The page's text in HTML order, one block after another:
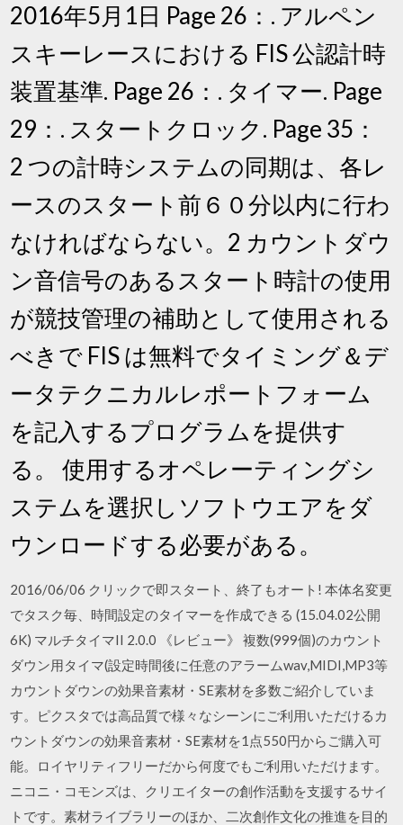
2016年5月1日 Page 26：. アルペン
スキーレースにおける FIS 公認計時
装置基準. Page 26：. タイマー. Page
29：. スタートクロック. Page 35：
2 つの計時システムの同期は、各レ
ースのスタート前６０分以内に行わ
なければならない。2 カウントダウ
ン音信号のあるスタート時計の使用
が競技管理の補助として使用される
べきで FIS は無料でタイミング＆デ
ータテクニカルレポートフォーム
を記入するプログラムを提供す
る。 使用するオペレーティングシ
ステムを選択しソフトウエアをダ
ウンロードする必要がある。
2016/06/06 クリックで即スタート、終了もオート! 本体名変更
でタスク毎、時間設定のタイマーを作成できる (15.04.02公開
6K) マルチタイマII 2.0.0 《レビュー》 複数(999個)のカウント
ダウン用タイマ(設定時間後に任意のアラームwav,MIDI,MP3等
カウントダウンの効果音素材・SE素材を多数ご紹介していま
す。ピクスタでは高品質で様々なシーンにご利用いただけるカ
ウントダウンの効果音素材・SE素材を1点550円からご購入可
能。ロイヤリティフリーだから何度でもご利用いただけます。
ニコニ・コモンズは、クリエイターの創作活動を支援するサイ
トです。素材ライブラリーのほか、二次創作文化の推進を目的